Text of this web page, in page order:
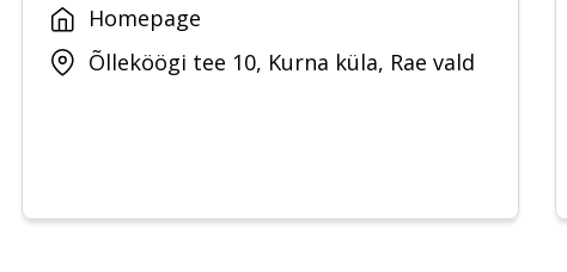
Homepage
Õlleköögi tee 10, Kurna küla, Rae vald